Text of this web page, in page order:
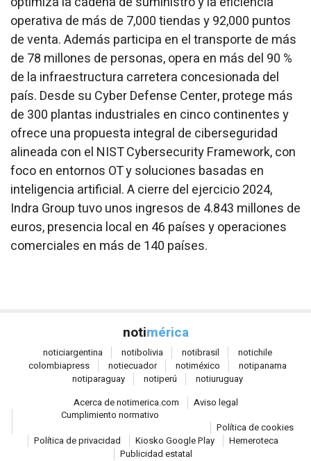
operativa de más de 7,000 tiendas y 92,000 puntos
de venta. Además participa en el transporte de más
de 78 millones de personas, opera en más del 90 %
de la infraestructura carretera concesionada del
país. Desde su Cyber Defense Center, protege más
de 300 plantas industriales en cinco continentes y
ofrece una propuesta integral de ciberseguridad
alineada con el NIST Cybersecurity Framework, con
foco en entornos OT y soluciones basadas en
inteligencia artificial. A cierre del ejercicio 2024,
Indra Group tuvo unos ingresos de 4.843 millones de
euros, presencia local en 46 países y operaciones
comerciales en más de 140 países.
notimérica
noticiargentina notibolivia notibrasil notichile
colombiapress notiecuador notiméxico notipanama
notiparaguay notiperú notiuruguay
Acerca de notimerica.com
Aviso legal
Cumplimiento normativo
Política de cookies
Política de privacidad
Kiosko Google Play
Hemeroteca
Publicidad estatal